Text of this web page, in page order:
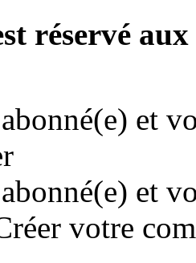
réservé
et
et
votre